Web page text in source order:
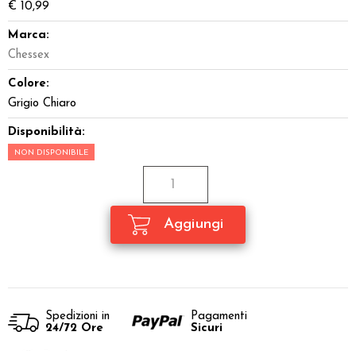
€ 10,99
Marca:
Chessex
Colore:
Grigio Chiaro
Disponibilità:
NON DISPONIBILE
Spedizioni in
24/72 Ore
Pagamenti
Sicuri